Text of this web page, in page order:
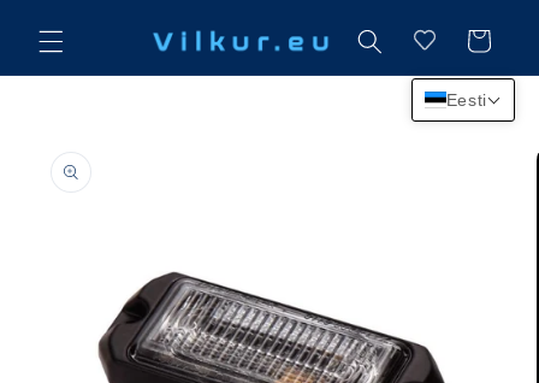
sisu
juurde
Käru
tooteteabe
juurde
Eesti